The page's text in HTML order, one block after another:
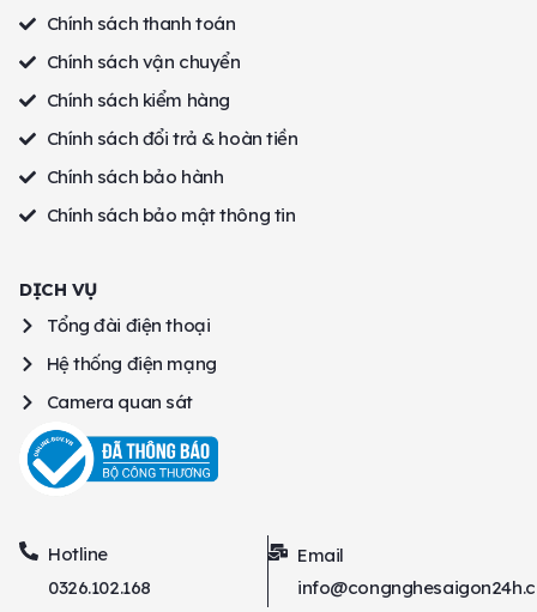
Chính sách thanh toán
Chính sách vận chuyển
Chính sách kiểm hàng
Chính sách đổi trả & hoàn tiền
Chính sách bảo hành
Chính sách bảo mật thông tin
DỊCH VỤ
Tổng đài điện thoại
Hệ thống điện mạng
Camera quan sát
Hotline
0326.102.168
Email